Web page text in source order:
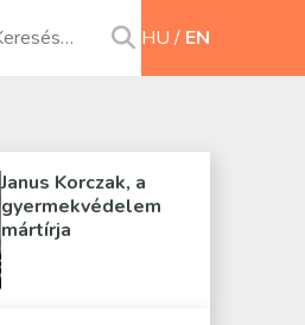
HU EN
Janus Korczak, a
gyermekvédelem
mártírja